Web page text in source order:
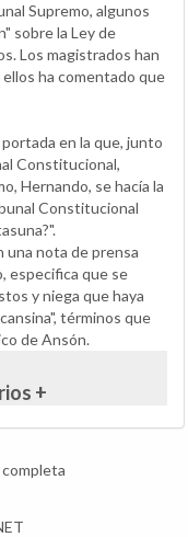
Supremo, algunos
sobre la Ley de
Los magistrados han
ha comentado que
en la que, junto
Constitucional,
Hernando, se hacía la
Constitucional
una nota de prensa
especifica que se
y niega que haya
términos que
de Ansón.
+